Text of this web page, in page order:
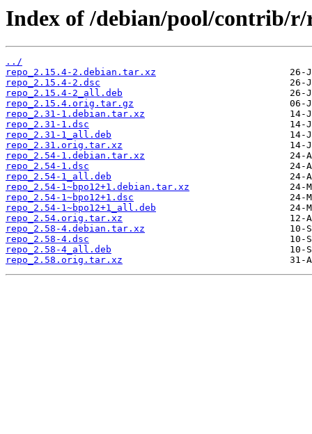
Index of /debian/pool/contrib/r/
../
repo_2.15.4-2.debian.tar.xz
repo_2.15.4-2.dsc
repo_2.15.4-2_all.deb
repo_2.15.4.orig.tar.gz
repo_2.31-1.debian.tar.xz
repo_2.31-1.dsc
repo_2.31-1_all.deb
repo_2.31.orig.tar.xz
repo_2.54-1.debian.tar.xz
repo_2.54-1.dsc
repo_2.54-1_all.deb
repo_2.54-1~bpo12+1.debian.tar.xz
repo_2.54-1~bpo12+1.dsc
repo_2.54-1~bpo12+1_all.deb
repo_2.54.orig.tar.xz
repo_2.58-4.debian.tar.xz
repo_2.58-4.dsc
repo_2.58-4_all.deb
repo_2.58.orig.tar.xz